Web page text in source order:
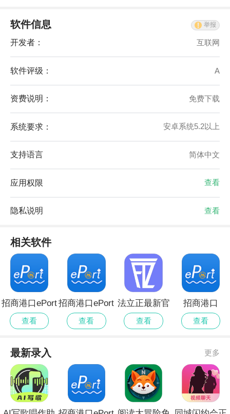
软件信息 举报
开发者： 互联网
软件评级： A
资费说明： 免费下载
系统要求： 安卓系统5.2以上
支持语言 简体中文
应用权限 查看
隐私说明 查看
相关软件
招商港口ePort
无会员
查看
招商港口ePort
会员免登录
查看
法立正最新官
方
查看
招商港口
ePort2026最新
版
查看
最新录入 更多